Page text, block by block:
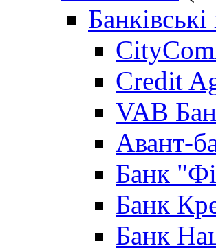
Credit
VAB
Авант-
Банк
Банк
Банк